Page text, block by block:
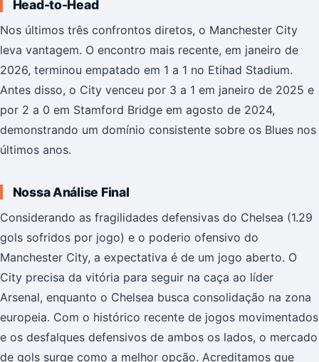
Head-to-Head
Nos últimos três confrontos diretos, o Manchester City
leva vantagem. O encontro mais recente, em janeiro de
2026, terminou empatado em 1 a 1 no Etihad Stadium.
Antes disso, o City venceu por 3 a 1 em janeiro de 2025 e
por 2 a 0 em Stamford Bridge em agosto de 2024,
demonstrando um domínio consistente sobre os Blues nos
últimos anos.
Nossa Análise Final
Considerando as fragilidades defensivas do Chelsea (1.29
gols sofridos por jogo) e o poderio ofensivo do
Manchester City, a expectativa é de um jogo aberto. O
City precisa da vitória para seguir na caça ao líder
Arsenal, enquanto o Chelsea busca consolidação na zona
europeia. Com o histórico recente de jogos movimentados
e os desfalques defensivos de ambos os lados, o mercado
de gols surge como a melhor opção. Acreditamos que